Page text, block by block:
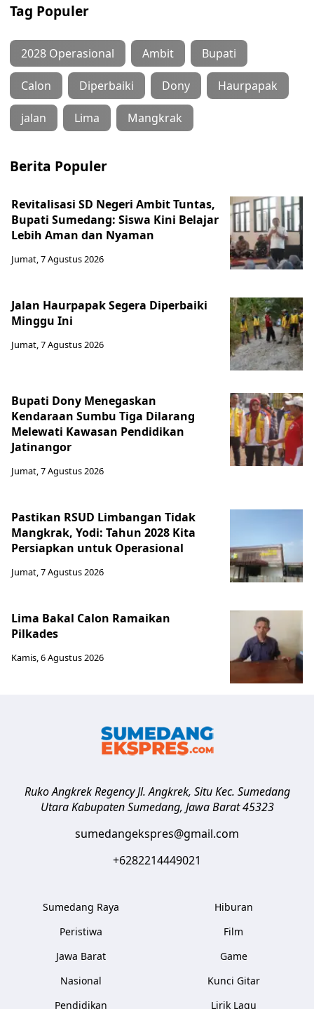
Tag Populer
2028 Operasional Ambit Bupati
Calon Diperbaiki Dony Haurpapak
jalan Lima Mangkrak
Berita Populer
Revitalisasi SD Negeri Ambit Tuntas,
Bupati Sumedang: Siswa Kini Belajar
Lebih Aman dan Nyaman
Jumat, 7 Agustus 2026
Jalan Haurpapak Segera Diperbaiki
Minggu Ini
Jumat, 7 Agustus 2026
Bupati Dony Menegaskan
Kendaraan Sumbu Tiga Dilarang
Melewati Kawasan Pendidikan
Jatinangor
Jumat, 7 Agustus 2026
Pastikan RSUD Limbangan Tidak
Mangkrak, Yodi: Tahun 2028 Kita
Persiapkan untuk Operasional
Jumat, 7 Agustus 2026
Lima Bakal Calon Ramaikan
Pilkades
Kamis, 6 Agustus 2026
Ruko Angkrek Regency Jl. Angkrek, Situ Kec. Sumedang
Utara Kabupaten Sumedang, Jawa Barat 45323
sumedangekspres@gmail.com
+6282214449021
Sumedang Raya
Peristiwa
Jawa Barat
Nasional
Pendidikan
Hiburan
Film
Game
Kunci Gitar
Lirik Lagu